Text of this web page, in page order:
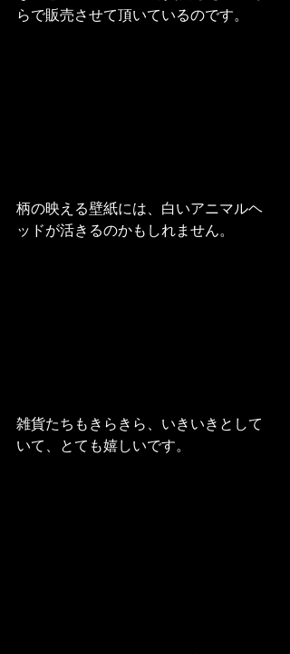
らで販売させて頂いているのです。
柄の映える壁紙には、白いアニマルヘ
ッドが活きるのかもしれません。
雑貨たちもきらきら、いきいきとして
いて、とても嬉しいです。